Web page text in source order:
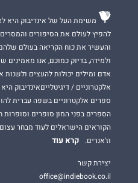
משימת העל של אינדיבוק היא
להפיץ לעולם את הסיפורים
והעשיר את כוח הקריאה בעולם
ולמידה, בדיוק כמוכם, אנו מאמינים
אדם ומילים יכולות להעצים
אלקטרוניים / דיגיטלייםאינדיבוק
ספרים אלקטרוניים בשפה עברית
הספרים בפני המון סופרים
הקוראים הישראלים לעוד מבחר
וז'אנרים.
קרא עוד
יצירת קשר
office@indiebook.co.il